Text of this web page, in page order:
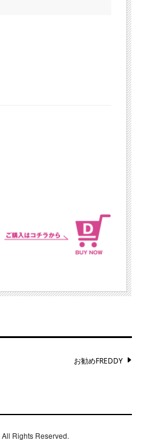
お勧めFREDDY
All Rights Reserved.